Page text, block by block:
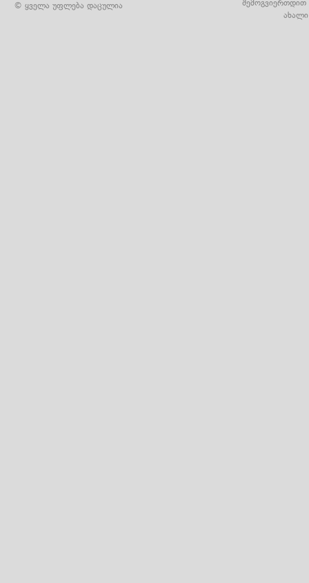
© ყველა უფლება დაცულია
შემოგვიერთდით
ახალი